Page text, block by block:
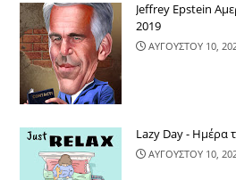
Jeffrey Epstein
2019
ΑΥΓΟΥΣΤΟΥ 10,
Lazy Day - Ημέρα
ΑΥΓΟΥΣΤΟΥ 10,